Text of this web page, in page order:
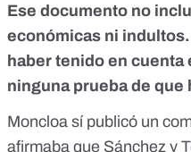
Ese documento no
económicas ni
haber tenido en cuenta
ninguna prueba de que
Moncloa sí publicó un
afirmaba que Sánchez y